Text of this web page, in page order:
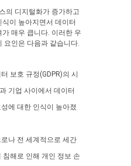
의 디지털화가 증가하고
이 높아지면서 데이터
매우 큽니다. 이러한 우
요인은 다음과 같습니다.
보호 규정(GDPR)의 시
기업 사이에서 데이터
에 대한 인식이 높아졌
나 전 세계적으로 세간
침해로 인해 개인 정보 손